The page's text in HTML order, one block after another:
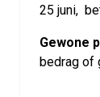
25 juni,
Gewone
bedrag of